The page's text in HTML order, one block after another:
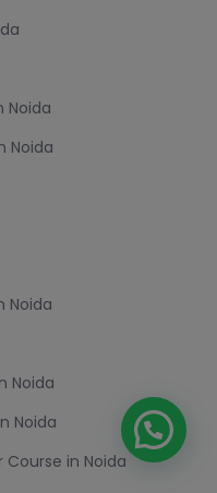
Noida
Noida
Noida
Noida
Noida
in Noida